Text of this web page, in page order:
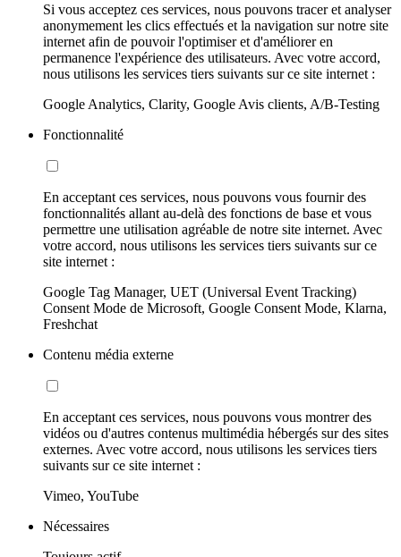
Si vous acceptez ces services, nous pouvons tracer et analyser
anonymement les clics effectués et la navigation sur notre site
internet afin de pouvoir l'optimiser et d'améliorer en
permanence l'expérience des utilisateurs. Avec votre accord,
nous utilisons les services tiers suivants sur ce site internet :
Google Analytics, Clarity, Google Avis clients, A/B-Testing
Fonctionnalité
En acceptant ces services, nous pouvons vous fournir des
fonctionnalités allant au-delà des fonctions de base et vous
permettre une utilisation agréable de notre site internet. Avec
votre accord, nous utilisons les services tiers suivants sur ce
site internet :
Google Tag Manager, UET (Universal Event Tracking)
Consent Mode de Microsoft, Google Consent Mode, Klarna,
Freshchat
Contenu média externe
En acceptant ces services, nous pouvons vous montrer des
vidéos ou d'autres contenus multimédia hébergés sur des sites
externes. Avec votre accord, nous utilisons les services tiers
suivants sur ce site internet :
Vimeo, YouTube
Nécessaires